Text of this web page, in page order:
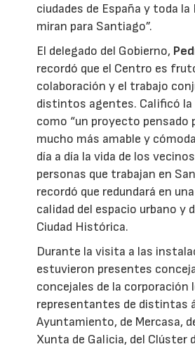
ciudades de España y toda la
miran para Santiago”.
El delegado del Gobierno,
recordó que el Centro es
colaboración y el trabajo
distintos agentes. Calificó
como “un proyecto pensado
mucho más amable y
día a día la vida de los
personas que trabajan en
recordó que redundará en
calidad del espacio urbano y
Ciudad Histórica.
Durante la visita a las
estuvieron presentes
concejales de la corporación
representantes de distintas
Ayuntamiento, de Mercasa,
Xunta de Galicia, del Clúster